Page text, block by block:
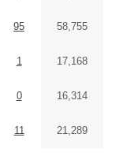
95 58,755
1 17,168
0 16,314
11 21,289